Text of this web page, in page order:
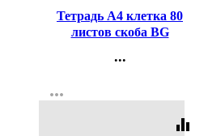
Тетрадь А4 клетка 80
листов скоба BG
ассорти арт.Т4ск80 63254
...
Регистрация
more_horiz
equalizer